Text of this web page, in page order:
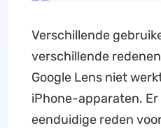
Verschillende
verschillende
Google Lens niet
iPhone-apparaten. Er
eenduidige reden